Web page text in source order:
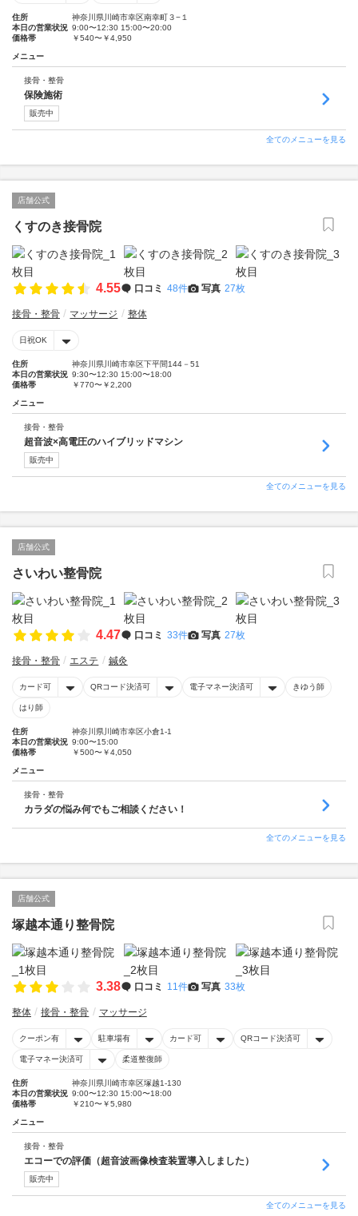
住所
神奈川県川崎市幸区南幸町３−１
本日の営業状況 9:00〜12:30 15:00〜20:00
価格帯
￥540〜￥4,950
メニュー
接骨・整骨
保険施術
販売中
全てのメニューを見る
店舗公式
くすのき接骨院
4.55 口コミ 48件 写真 27枚
接骨・整骨 マッサージ 整体
日祝OK
住所
神奈川県川崎市幸区下平間144－51
本日の営業状況 9:30〜12:30 15:00〜18:00
価格帯
￥770〜￥2,200
メニュー
接骨・整骨
超音波×高電圧のハイブリッドマシン
販売中
全てのメニューを見る
店舗公式
さいわい整骨院
4.47 口コミ 33件 写真 27枚
接骨・整骨 エステ 鍼灸
カード可 QRコード決済可 電子マネー決済可 きゆう師
はり師
住所
神奈川県川崎市幸区小倉1-1
本日の営業状況 9:00〜15:00
価格帯
￥500〜￥4,050
メニュー
接骨・整骨
カラダの悩み何でもご相談ください！
全てのメニューを見る
店舗公式
塚越本通り整骨院
3.38 口コミ 11件 写真 33枚
整体 接骨・整骨 マッサージ
クーポン有 駐車場有 カード可 QRコード決済可
電子マネー決済可 柔道整復師
住所
神奈川県川崎市幸区塚越1-130
本日の営業状況 9:00〜12:30 15:00〜18:00
価格帯
￥210〜￥5,980
メニュー
接骨・整骨
エコーでの評価（超音波画像検査装置導入しました）
販売中
全てのメニューを見る